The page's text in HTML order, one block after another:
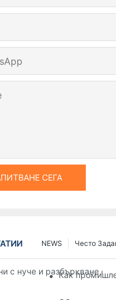
СЕГА
Често
NEWS
с нуче и разбъркване
Как